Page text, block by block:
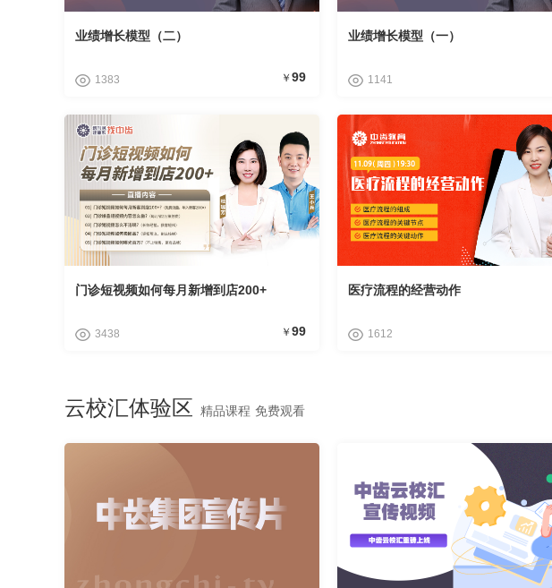
业绩增长模型（二）
1383 ￥ 99
业绩增长模型（一）
1141
门诊短视频如何每月新增到店200+
3438 ￥ 99
医疗流程的经营动作
1612
云校汇体验区 精品课程 免费观看